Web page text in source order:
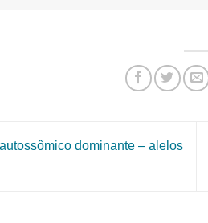
dominante – alelos